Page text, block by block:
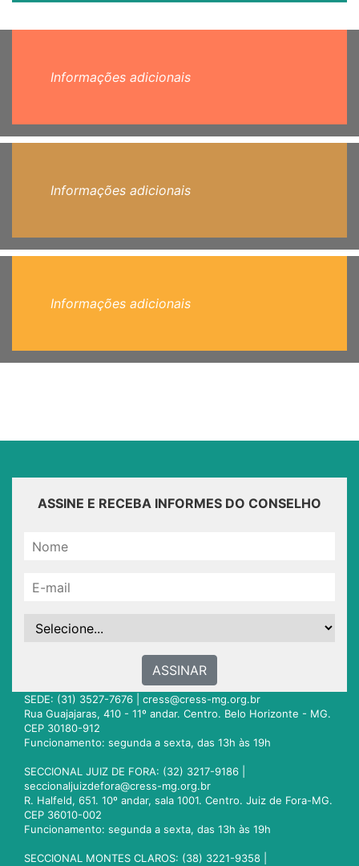
Informações adicionais
Informações adicionais
Informações adicionais
ASSINE E RECEBA INFORMES DO CONSELHO
ASSINAR
SEDE: (31) 3527-7676 | cress@cress-mg.org.br
Rua Guajajaras, 410 - 11º andar. Centro. Belo Horizonte - MG.
CEP 30180-912
Funcionamento: segunda a sexta, das 13h às 19h
SECCIONAL JUIZ DE FORA: (32) 3217-9186 |
seccionaljuizdefora@cress-mg.org.br
R. Halfeld, 651. 10º andar, sala 1001. Centro. Juiz de Fora-MG.
CEP 36010-002
Funcionamento: segunda a sexta, das 13h às 19h
SECCIONAL MONTES CLAROS: (38) 3221-9358 |